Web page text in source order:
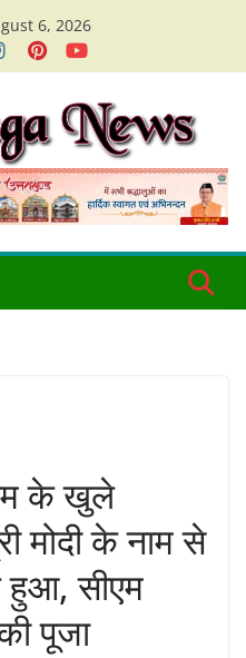
6, 2026
के खुले
मोदी के नाम से
हुआ, सीएम
पूजा